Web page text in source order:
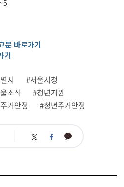
문 바로가기
기
시
#서울시청
소식
#청년지원
거안정 #청년주거안정
트 페 카